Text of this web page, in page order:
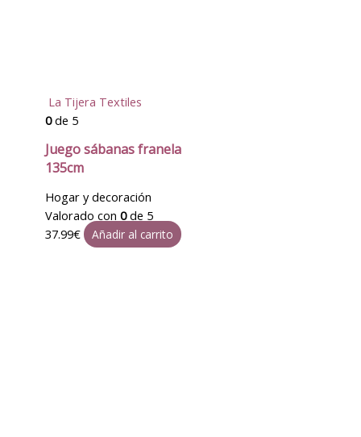
La Tijera Textiles
0de 5
Juego sábanas franela
135cm
Hogar y decoración
Valorado con 0de 5
37.99€ Añadir al carrito